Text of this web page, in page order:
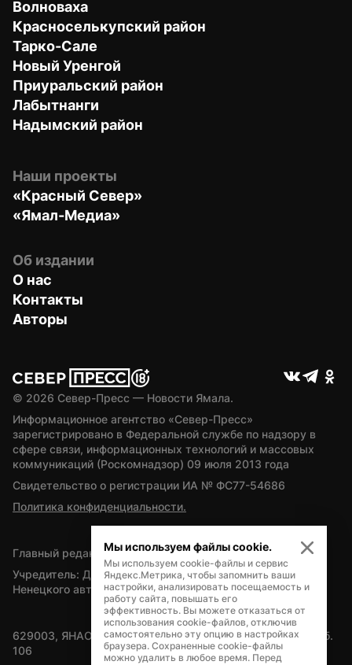
Волноваха
Красноселькупский район
Тарко-Сале
Новый Уренгой
Приуральский район
Лабытнанги
Надымский район
Наши проекты
«Красный Север»
«Ямал-Медиа»
Об издании
О нас
Контакты
Авторы
© 2026 Север-Пресс — Новости Ямала.
Информационное агентство «Север-Пресс»
зарегистрировано в Федеральной службе по надзору в
сфере связи, информационных технологий и массовых
коммуникаций (Роскомнадзор) 09 июля 2013 года
Свидетельство о регистрации ИА № ФС77-54686
Политика конфиденциальности.
Главный редактор — А.Л. Поздеев
Учредитель: Департамент внутренней политики Ямало-
Ненецкого автономного округа
629003, ЯНАО, Салехард, мкр. Богдана Кнунянца, д.1, каб.
106
Мы используем файлы cookie.
Мы используем cookie-файлы и сервис
Яндекс.Метрика, чтобы запомнить ваши
настройки, анализировать посещаемость и
работу сайта, повышать его
эффективность. Вы можете отказаться от
использования cookie-файлов, отключив
самостоятельно эту опцию в настройках
браузера. Сохраненные cookie-файлы
можно удалить в любое время. Перед